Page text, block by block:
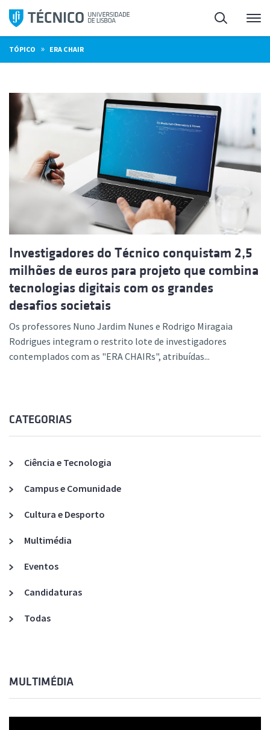
Saltar
para
o
conteúdo
Pesquisa
TÓPICO » ERA CHAIR
Investigadores do Técnico conquistam 2,5
milhões de euros para projeto que combina
tecnologias digitais com os grandes
desafios societais
Os professores Nuno Jardim Nunes e Rodrigo Miragaia
Rodrigues integram o restrito lote de investigadores
contemplados com as "ERA CHAIRs", atribuídas...
CATEGORIAS
Ciência e Tecnologia
Campus e Comunidade
Cultura e Desporto
Multimédia
Eventos
Candidaturas
Todas
MULTIMÉDIA